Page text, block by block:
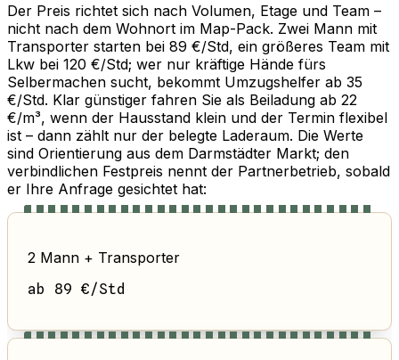
Der Preis richtet sich nach Volumen, Etage und Team –
nicht nach dem Wohnort im Map-Pack. Zwei Mann mit
Transporter starten bei 89 €/Std, ein größeres Team mit
Lkw bei 120 €/Std; wer nur kräftige Hände fürs
Selbermachen sucht, bekommt Umzugshelfer ab 35
€/Std. Klar günstiger fahren Sie als Beiladung ab 22
€/m³, wenn der Hausstand klein und der Termin flexibel
ist – dann zählt nur der belegte Laderaum. Die Werte
sind Orientierung aus dem Darmstädter Markt; den
verbindlichen Festpreis nennt der Partnerbetrieb, sobald
er Ihre Anfrage gesichtet hat:
2 Mann + Transporter
ab 89 €/Std